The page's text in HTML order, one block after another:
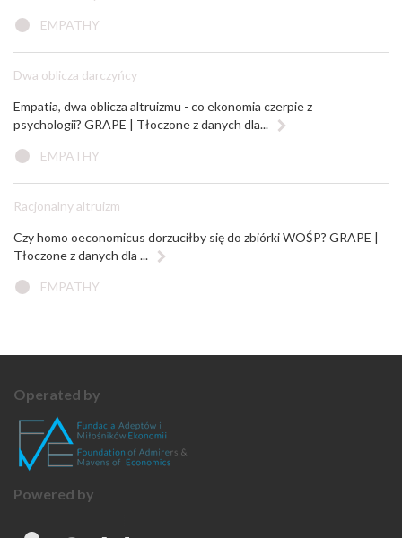
EMPATHY
Dwa oblicza darczyńcy
Empatia, dwa oblicza altruizmu - co ekonomia czerpie z
psychologii? GRAPE | Tłoczone z danych dla...
EMPATHY
Racjonalny altruizm
Czy homo oeconomicus dorzuciłby się do zbiórki WOŚP? GRAPE |
Tłoczone z danych dla ...
EMPATHY
Operated by
Powered by